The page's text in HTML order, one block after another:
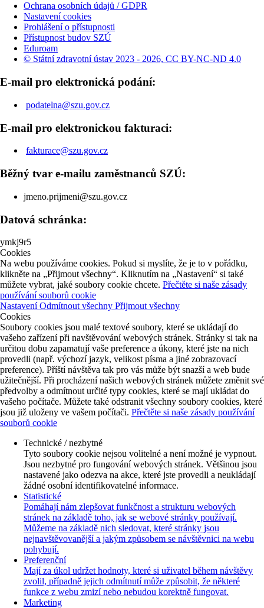
Ochrana osobních údajů / GDPR
Nastavení cookies
Prohlášení o přístupnosti
Přístupnost budov SZÚ
Eduroam
© Státní zdravotní ústav 2023 - 2026, CC BY-NC-ND 4.0
E-mail pro elektronická podání:
podatelna@szu.gov.cz
E-mail pro elektronickou fakturaci:
fakturace@szu.gov.cz
Běžný tvar e-mailu zaměstnanců SZÚ:
jmeno.prijmeni@szu.gov.cz
Datová schránka:
ymkj9r5
Cookies
Na webu používáme cookies. Pokud si myslíte, že je to v pořádku,
klikněte na „Přijmout všechny“. Kliknutím na „Nastavení“ si také
můžete vybrat, jaké soubory cookie chcete. Přečtěte si naše zásady
používání souborů cookie
NastaveníOdmítnout všechny Přijmout všechny
Cookies
Soubory cookies jsou malé textové soubory, které se ukládají do
vašeho zařízení při navštěvování webových stránek. Stránky si tak na
určitou dobu zapamatují vaše preference a úkony, které jste na nich
provedli (např. výchozí jazyk, velikost písma a jiné zobrazovací
preference). Příští návštěva tak pro vás může být snazší a web bude
užitečnější. Při procházení našich webových stránek můžete změnit své
předvolby a odmítnout určité typy cookies, které se mají ukládat do
vašeho počítače. Můžete také odstranit všechny soubory cookies, které
jsou již uloženy ve vašem počítači. Přečtěte si naše zásady používání
souborů cookie
Technické / nezbytné
Tyto soubory cookie nejsou volitelné a není možné je vypnout.
Jsou nezbytné pro fungování webových stránek. Většinou jsou
nastavené jako odezva na akce, které jste provedli a neukládají
žádné osobní identifikovatelné informace.
Statistické
Pomáhají nám zlepšovat funkčnost a strukturu webových
stránek na základě toho, jak se webové stránky používají.
Můžeme na základě nich sledovat, které stránky jsou
nejnavštěvovanější a jakým způsobem se návštěvnici na webu
pohybují.
Preferenční
Mají za úkol udržet hodnoty, které si uživatel během návštěvy
zvolil, případně jejich odmítnutí může způsobit, že některé
funkce z webu zmizí nebo nebudou korektně fungovat.
Marketing